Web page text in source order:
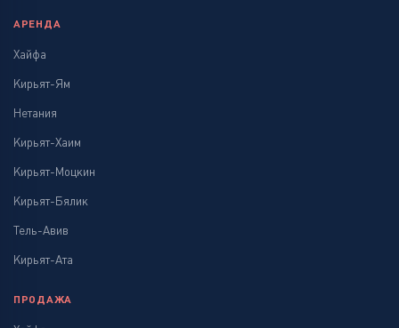
АРЕНДА
Хайфа
Кирьят-Ям
Нетания
Кирьят-Хаим
Кирьят-Моцкин
Кирьят-Бялик
Тель-Авив
Кирьят-Ата
ПРОДАЖА